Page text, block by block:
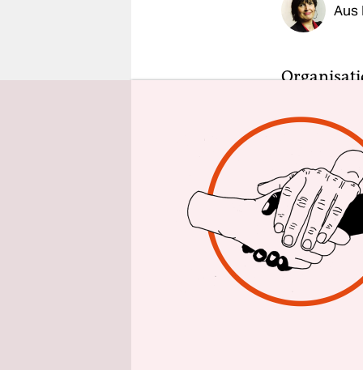
Aus
fürchten,
Konzerne
fließen,
In beiden
Danach